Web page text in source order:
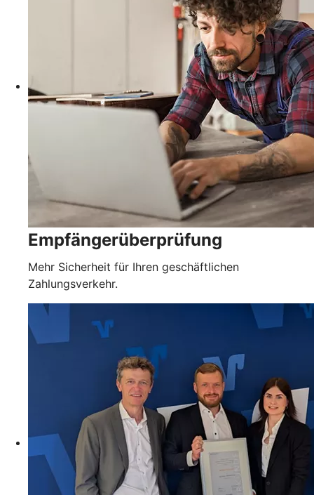
Empfängerüberprüfung
Mehr Sicherheit für Ihren geschäftlichen
Zahlungsverkehr.